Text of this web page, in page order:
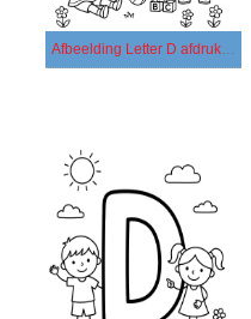
Afbeelding Letter D afdrukbaar